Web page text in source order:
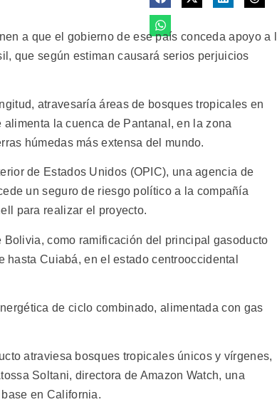
a que el gobierno de ese país conceda apoyo a
que según estiman causará serios perjuicios
atravesaría áreas de bosques tropicales en
la cuenca de Pantanal, en la zona
húmedas más extensa del mundo.
de Estados Unidos (OPIC), una agencia de
un seguro de riesgo político a la compañía
para realizar el proyecto.
como ramificación del principal gasoducto
Cuiabá, en el estado centrooccidental
de ciclo combinado, alimentada con gas
atraviesa bosques tropicales únicos y vírgenes,
Soltani, directora de Amazon Watch, una
en California.